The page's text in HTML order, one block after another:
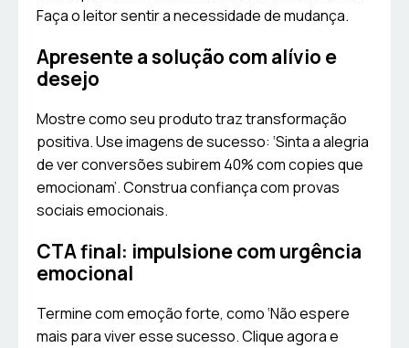
Faça o leitor sentir a necessidade de mudança.
Apresente a solução com alívio e
desejo
Mostre como seu produto traz transformação
positiva. Use imagens de sucesso: ‘Sinta a alegria
de ver conversões subirem 40% com copies que
emocionam’. Construa confiança com provas
sociais emocionais.
CTA final: impulsione com urgência
emocional
Termine com emoção forte, como ‘Não espere
mais para viver esse sucesso. Clique agora e